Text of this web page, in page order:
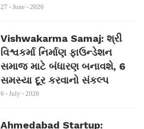
27 - June - 2026
Vishwakarma Samaj: શ્રી
વિશ્વકર્મા નિર્માણ ફાઉન્ડેશન
સમાજ માટે બંધારણ બનાવશે, 6
સમસ્યા દૂર કરવાનો સંકલ્પ
6 - July - 2026
Ahmedabad Startup: